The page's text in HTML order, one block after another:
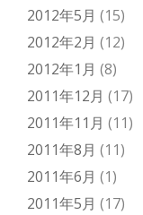
2012年5月 (15)
2012年2月 (12)
2012年1月 (8)
2011年12月 (17)
2011年11月 (11)
2011年8月 (11)
2011年6月 (1)
2011年5月 (17)